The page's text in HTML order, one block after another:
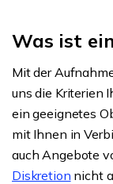
Was ist
Mit der
uns die Kriterien
ein geeignetes
mit Ihnen in
auch Angebote
Diskretion nicht